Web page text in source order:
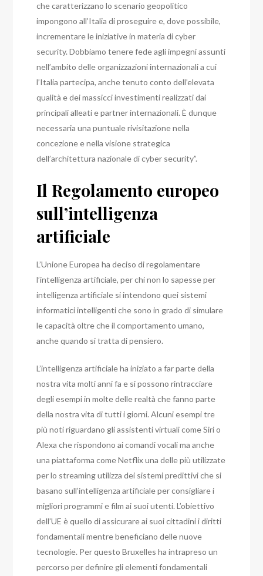
che caratterizzano lo scenario geopolitico
impongono all’Italia di proseguire e, dove possibile,
incrementare le iniziative in materia di cyber
security. Dobbiamo tenere fede agli impegni assunti
nell’ambito delle organizzazioni internazionali a cui
l’Italia partecipa, anche tenuto conto dell’elevata
qualità e dei massicci investimenti realizzati dai
principali alleati e partner internazionali. È dunque
necessaria una puntuale rivisitazione nella
concezione e nella visione strategica
dell’architettura nazionale di cyber security”.
Il Regolamento europeo
sull’intelligenza
artificiale
L’Unione Europea ha deciso di regolamentare
l’intelligenza artificiale, per chi non lo sapesse per
intelligenza artificiale si intendono quei sistemi
informatici intelligenti che sono in grado di simulare
le capacità oltre che il comportamento umano,
anche quando si tratta di pensiero.
L’intelligenza artificiale ha iniziato a far parte della
nostra vita molti anni fa e si possono rintracciare
degli esempi in molte delle realtà che fanno parte
della nostra vita di tutti i giorni.Alcuni esempi tre
più noti riguardano gli assistenti virtuali come Siri o
Alexa che rispondono ai comandi vocali ma anche
una piattaforma come Netflix una delle più utilizzate
per lo streaming utilizza dei sistemi predittivi che si
basano sull’intelligenza artificiale per consigliare i
migliori programmi e film ai suoi utenti.L’obiettivo
dell’UE è quello di assicurare ai suoi cittadini i diritti
fondamentali mentre beneficiano delle nuove
tecnologie. Per questo Bruxelles ha intrapreso un
percorso per definire gli elementi fondamentali